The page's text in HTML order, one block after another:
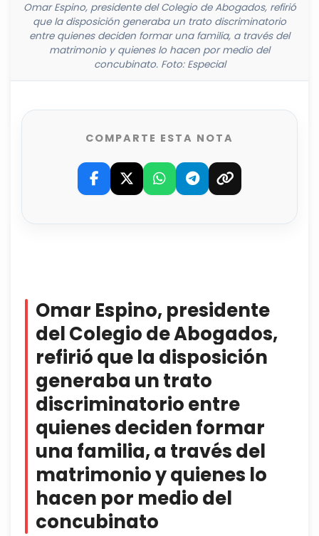
Omar Espino, presidente del Colegio de Abogados, refirió
que la disposición generaba un trato discriminatorio
entre quienes deciden formar una familia, a través del
matrimonio y quienes lo hacen por medio del
concubinato. Foto: Especial
COMPARTE ESTA NOTA
Omar Espino, presidente
del Colegio de Abogados,
refirió que la disposición
generaba un trato
discriminatorio entre
quienes deciden formar
una familia, a través del
matrimonio y quienes lo
hacen por medio del
concubinato